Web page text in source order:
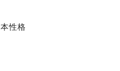
性格